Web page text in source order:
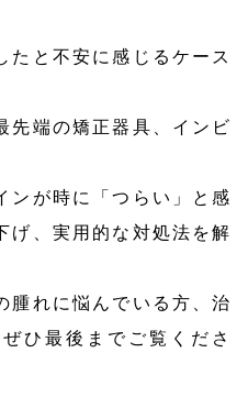
たと不安に感じるケース
先端の矯正器具、インビ
ンが時に「つらい」と感
げ、実用的な対処法を解
腫れに悩んでいる方、治
ひ最後までご覧くださ